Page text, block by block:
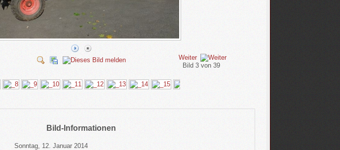
Weiter
Bild 3 von 39
Bild-Informationen
Sonntag, 12. Januar 2014